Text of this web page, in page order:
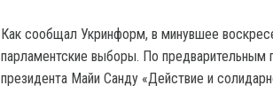
Как сообщал Укринформ, в минувшее
парламентские выборы. По предварительным
президента Майи Санду «Действие и